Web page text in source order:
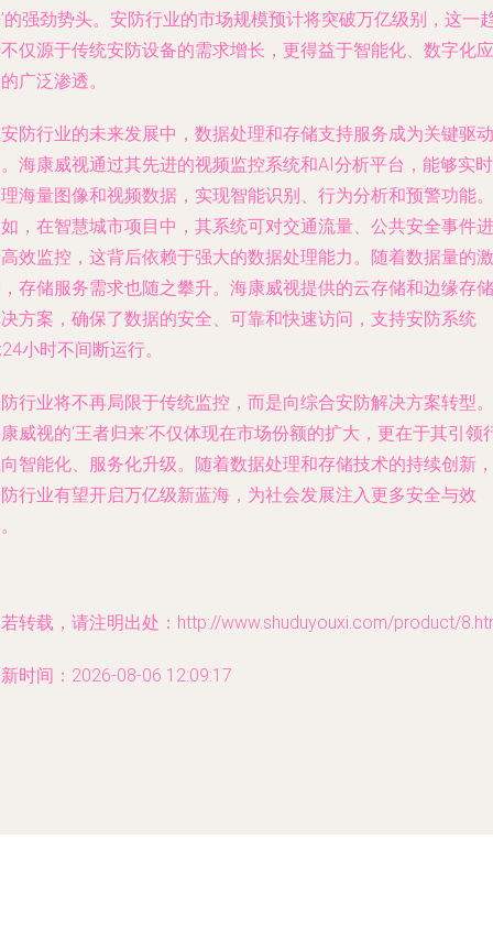
的强劲势头。安防行业的市场规模预计将突破万亿级别，这一
仅源于传统安防设备的需求增长，更得益于智能化、数字化应
广泛渗透。
防行业的未来发展中，数据处理和存储支持服务成为关键驱动
海康威视通过其先进的视频监控系统和AI分析平台，能够实时
海量图像和视频数据，实现智能识别、行为分析和预警功能。
，在智慧城市项目中，其系统可对交通流量、公共安全事件进
效监控，这背后依赖于强大的数据处理能力。随着数据量的激
存储服务需求也随之攀升。海康威视提供的云存储和边缘存储
方案，确保了数据的安全、可靠和快速访问，支持安防系统
小时不间断运行。
行业将不再局限于传统监控，而是向综合安防解决方案转型。
威视的‘王者归来’不仅体现在市场份额的扩大，更在于其引领
智能化、服务化升级。随着数据处理和存储技术的持续创新，
行业有望开启万亿级新蓝海，为社会发展注入更多安全与效
转载，请注明出处：http://www.shuduyouxi.com/product/
时间：2026-08-06 12:09:17